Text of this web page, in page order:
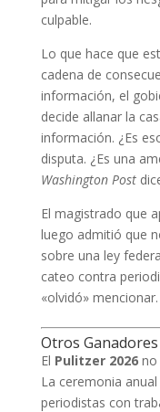
culpable.
Lo que hace que
cadena de
información, el
decide allanar la
información. ¿Es
disputa. ¿Es una
Washington Post
El magistrado que
luego admitió que
sobre una ley
cateo contra
«olvidó» mencionar.
Otros
El Pulitzer 2026no
La ceremonia
periodistas con